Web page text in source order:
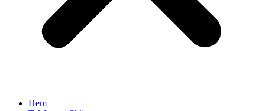
Hem